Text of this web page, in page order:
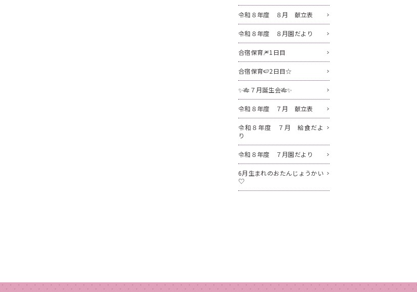
令和８年度 ８月 献立表
令和８年度 ８月園だより
合宿保育🎆1日目
合宿保育🍉2日目☆
✨🎋７月誕生会🎋✨
令和８年度 ７月 献立表
令和８年度 ７月 給食だよ
り
令和８年度 ７月園だより
6月生まれのおたんじょうかい
♡